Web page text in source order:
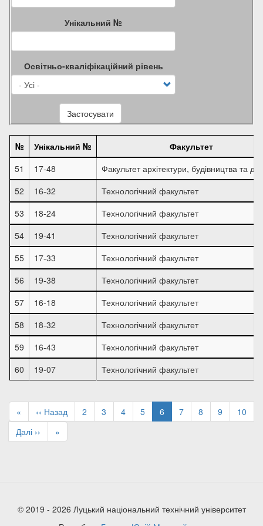
Унікальний №
Освітньо-кваліфікаційний рівень
Застосувати
№ Унікальний №
Факультет
51
17-48
Факультет архітектури, будівництва та
52
16-32
Технологічний факультет
53
18-24
Технологічний факультет
54
19-41
Технологічний факультет
55
17-33
Технологічний факультет
56
19-38
Технологічний факультет
57
16-18
Технологічний факультет
58
18-32
Технологічний факультет
59
16-43
Технологічний факультет
60
19-07 Технологічний факультет
Розбивка
на
сторінки
Перша
сторінка
«
Попередня
сторінка
‹‹ Назад Page
2 Page
3 Page
4 Page
5
Поточна
сторінка
6 Page
7 Page
8 Page
9 Page
10
Наступна
сторінка
Далі ››
Остання
сторінка
»
© 2019 - 2026 Луцький національний технічний університет